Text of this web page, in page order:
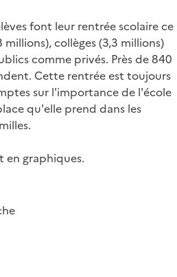
font leur rentrée scolaire ce
millions), collèges (3,3 millions)
comme privés. Près de 840
Cette rentrée est toujours
sur l'importance de l'école
qu'elle prend dans les
en graphiques.